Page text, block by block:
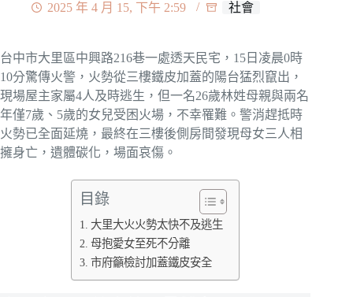
2025 年 4 月 15, 下午 2:59 社會
台中市大里區中興路216巷一處透天民宅，15日凌晨0時
10分驚傳火警，火勢從三樓鐵皮加蓋的陽台猛烈竄出，
現場屋主家屬4人及時逃生，但一名26歲林姓母親與兩名
年僅7歲、5歲的女兒受困火場，不幸罹難。警消趕抵時
火勢已全面延燒，最終在三樓後側房間發現母女三人相
擁身亡，遺體碳化，場面哀傷。
目錄
大里大火火勢太快不及逃生
母抱愛女至死不分離
市府籲檢討加蓋鐵皮安全